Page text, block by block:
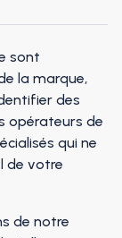
sont
la marque,
des
opérateurs de
qui ne
de votre
de notre